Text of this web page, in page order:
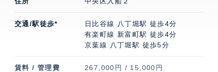
交通/駅徒歩*
日比谷線 八丁堀駅 徒歩4分
有楽町線 新富町駅 徒歩4分
京葉線 八丁堀駅 徒歩5分
賃料 / 管理費 267,000円 / 15,000円